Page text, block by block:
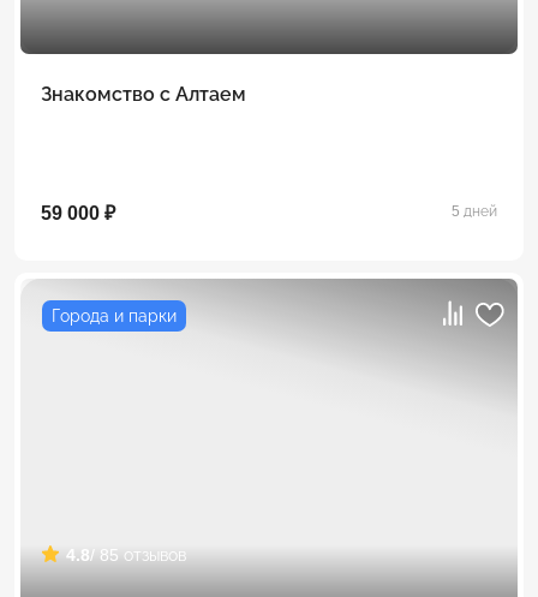
Знакомство с Алтаем
59 000 ₽ 5 дней
Города и парки
4.8/ 85 отзывов